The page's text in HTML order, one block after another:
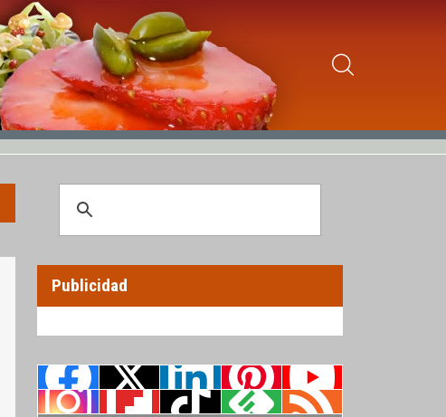
Publicidad